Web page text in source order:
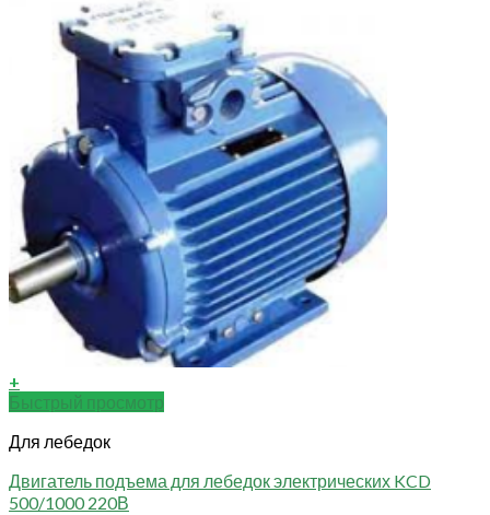
+
Быстрый просмотр
Для лебедок
Двигатель подъема для лебедок электрических KCD
500/1000 220В